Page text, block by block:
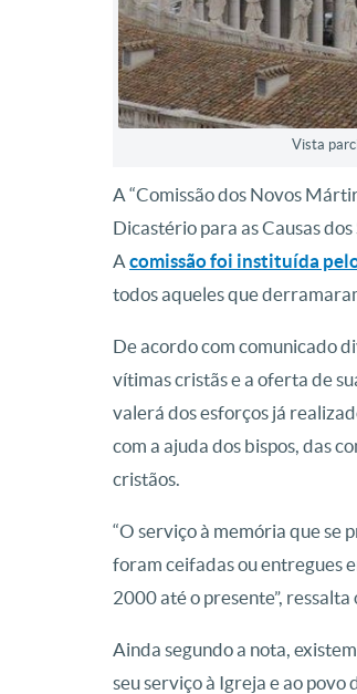
Vista
A “Comissão dos Novos
Dicastério para as Causas
A comissão foi instituída
todos aqueles que
De acordo com comunicado
vítimas cristãs e a oferta de
valerá dos esforços já
com a ajuda dos bispos, das
cristãos.
“O serviço à memória que se
foram ceifadas ou entregues
2000 até o presente”, ressalta
Ainda segundo a nota,
seu serviço à Igreja e ao povo